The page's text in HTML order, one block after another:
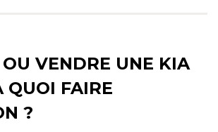
VENDRE UNE KIA
QUOI FAIRE
?